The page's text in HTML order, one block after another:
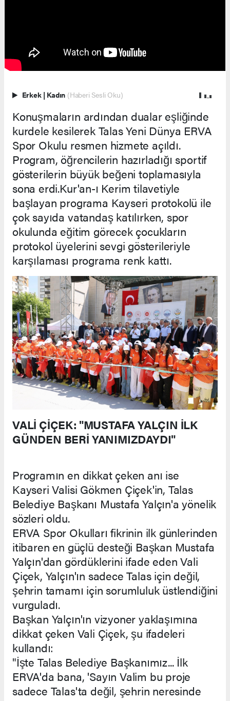
Erkek | Kadın (Haberi Sesli Oku)
Konuşmaların ardından dualar eşliğinde
kurdele kesilerek Talas Yeni Dünya ERVA
Spor Okulu resmen hizmete açıldı.
Program, öğrencilerin hazırladığı sportif
gösterilerin büyük beğeni toplamasıyla
sona erdi.Kur'an-ı Kerim tilavetiyle
başlayan programa Kayseri protokolü ile
çok sayıda vatandaş katılırken, spor
okulunda eğitim görecek çocukların
protokol üyelerini sevgi gösterileriyle
karşılaması programa renk kattı.
VALİ ÇİÇEK: "MUSTAFA YALÇIN İLK
GÜNDEN BERİ YANIMIZDAYDI"
Programın en dikkat çeken anı ise
Kayseri Valisi Gökmen Çiçek'in, Talas
Belediye Başkanı Mustafa Yalçın'a yönelik
sözleri oldu.
ERVA Spor Okulları fikrinin ilk günlerinden
itibaren en güçlü desteği Başkan Mustafa
Yalçın'dan gördüklerini ifade eden Vali
Çiçek, Yalçın'ın sadece Talas için değil,
şehrin tamamı için sorumluluk üstlendiğini
vurguladı.
Başkan Yalçın'ın vizyoner yaklaşımına
dikkat çeken Vali Çiçek, şu ifadeleri
kullandı:
"İşte Talas Belediye Başkanımız... İlk
ERVA'da bana, 'Sayın Valim bu proje
sadece Talas'ta değil, şehrin neresinde